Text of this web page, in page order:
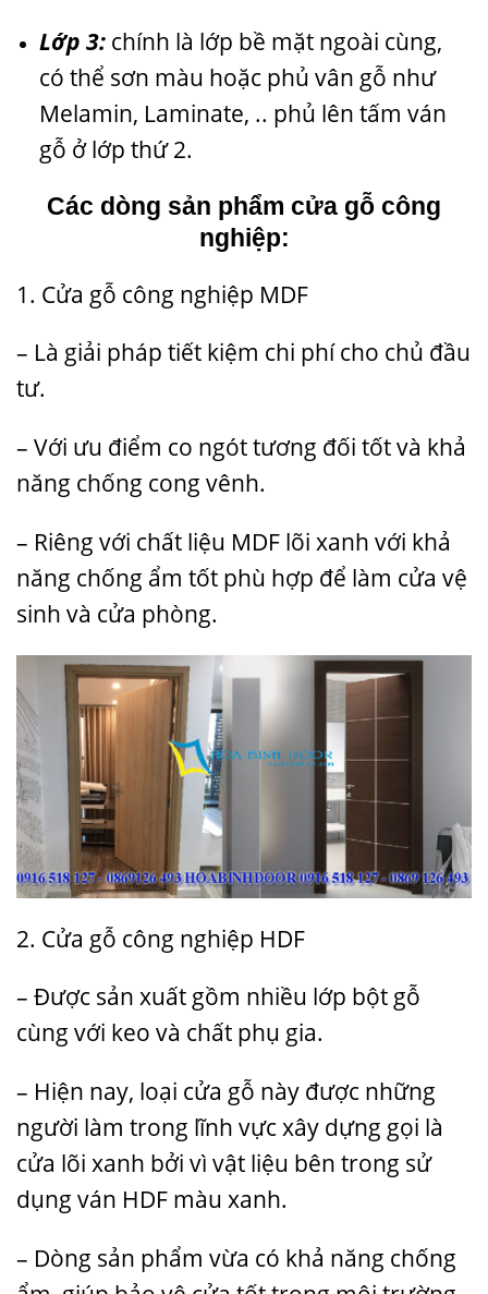
Lớp 3:chính là lớp bề mặt ngoài cùng,
có thể sơn màu hoặc phủ vân gỗ như
Melamin, Laminate, .. phủ lên tấm ván
gỗ ở lớp thứ 2.
Các dòng sản phẩm cửa gỗ công
nghiệp:
1. Cửa gỗ công nghiệp MDF
– Là giải pháp tiết kiệm chi phí cho chủ đầu
tư.
– Với ưu điểm co ngót tương đối tốt và khả
năng chống cong vênh.
– Riêng với chất liệu MDF lõi xanh với khả
năng chống ẩm tốt phù hợp để làm cửa vệ
sinh và cửa phòng.
2. Cửa gỗ công nghiệp HDF
– Được sản xuất gồm nhiều lớp bột gỗ
cùng với keo và chất phụ gia.
– Hiện nay, loại cửa gỗ này được những
người làm trong lĩnh vực xây dựng gọi là
cửa lõi xanh bởi vì vật liệu bên trong sử
dụng ván HDF màu xanh.
– Dòng sản phẩm vừa có khả năng chống